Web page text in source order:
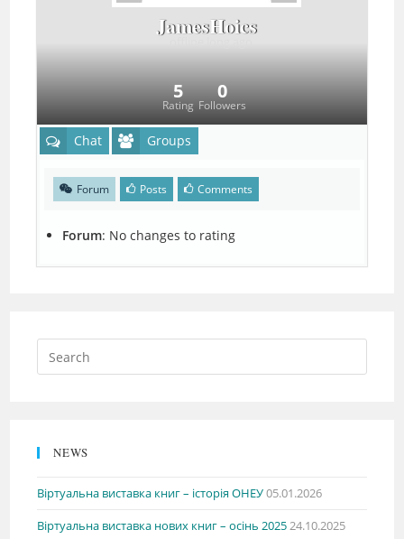
JamesHoics
Rating
5
Followers
0
Chat Groups
Forum Posts Comments
Forum: No changes to rating
NEWS
Віртуальна виставка книг – історія ОНЕУ05.01.2026
Віртуальна виставка нових книг – осінь 202524.10.2025